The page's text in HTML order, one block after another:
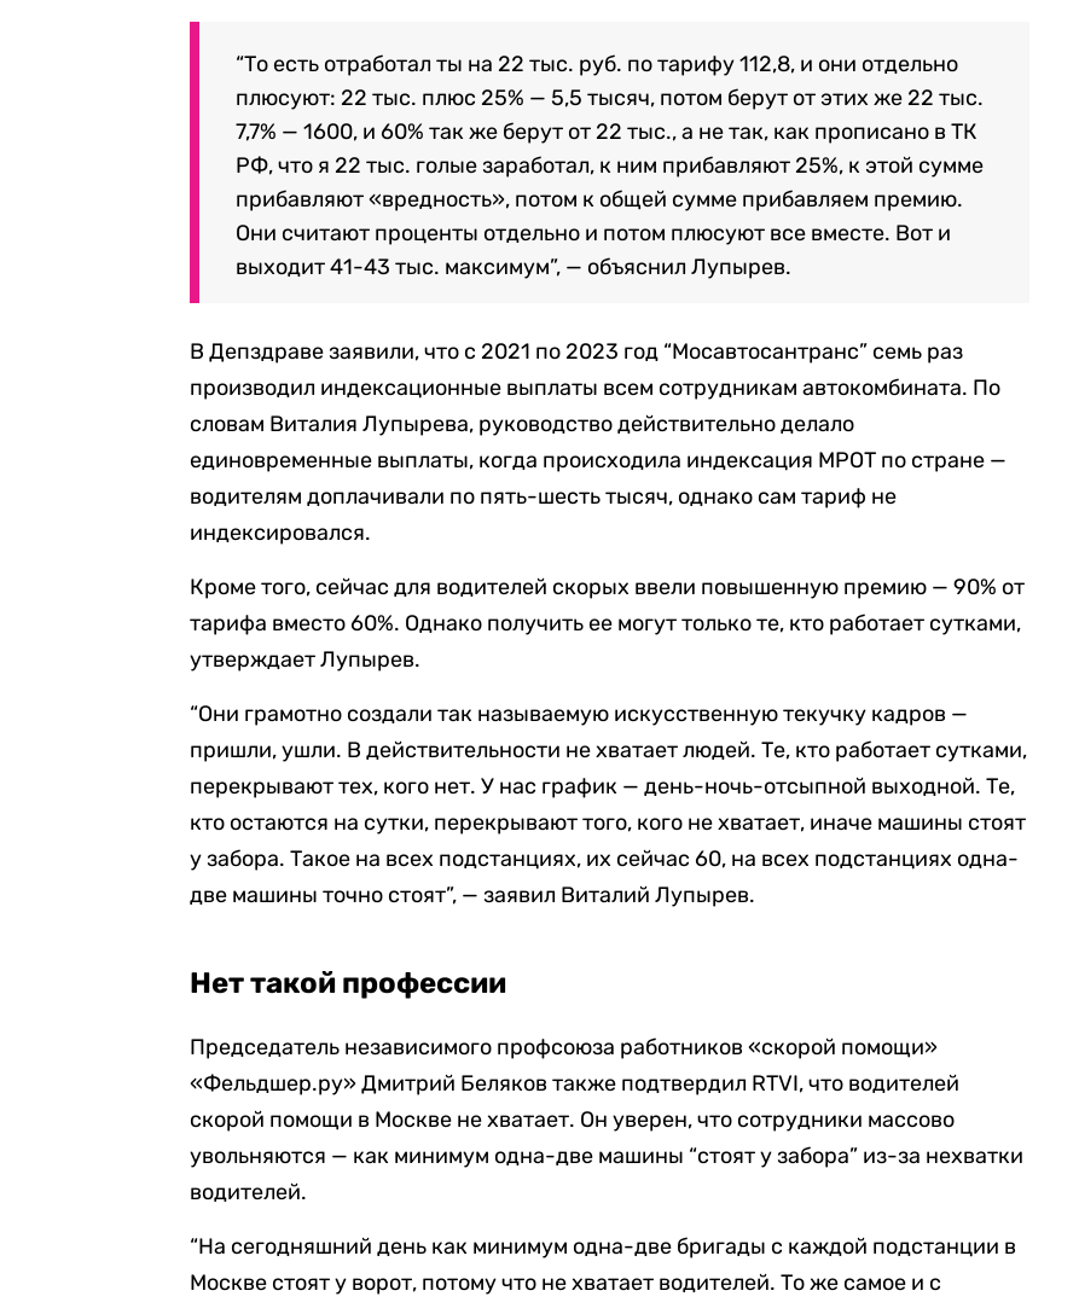
“То есть отработал ты на 22 тыс. руб. по тарифу 112,8, и они отдельно
плюсуют: 22 тыс. плюс 25% — 5,5 тысяч, потом берут от этих же 22 тыс.
7,7% — 1600, и 60% так же берут от 22 тыс., а не так, как прописано в ТК
РФ, что я 22 тыс. голые заработал, к ним прибавляют 25%, к этой сумме
прибавляют «вредность», потом к общей сумме прибавляем премию.
Они считают проценты отдельно и потом плюсуют все вместе. Вот и
выходит 41-43 тыс. максимум”, — объяснил Лупырев.
В Депздраве заявили, что с 2021 по 2023 год “Мосавтосантранс” семь раз
производил индексационные выплаты всем сотрудникам автокомбината. По
словам Виталия Лупырева, руководство действительно делало
единовременные выплаты, когда происходила индексация МРОТ по стране —
водителям доплачивали по пять-шесть тысяч, однако сам тариф не
индексировался.
Кроме того, сейчас для водителей скорых ввели повышенную премию — 90% от
тарифа вместо 60%. Однако получить ее могут только те, кто работает сутками,
утверждает Лупырев.
“Они грамотно создали так называемую искусственную текучку кадров —
пришли, ушли. В действительности не хватает людей. Те, кто работает сутками,
перекрывают тех, кого нет. У нас график — день-ночь-отсыпной выходной. Те,
кто остаются на сутки, перекрывают того, кого не хватает, иначе машины стоят
у забора. Такое на всех подстанциях, их сейчас 60, на всех подстанциях одна-
две машины точно стоят”, — заявил Виталий Лупырев.
Нет такой профессии
Председатель независимого профсоюза работников «скорой помощи»
«Фельдшер.ру» Дмитрий Беляков также подтвердил RTVI, что водителей
скорой помощи в Москве не хватает. Он уверен, что сотрудники массово
увольняются — как минимум одна-две машины “стоят у забора” из-за нехватки
водителей.
“На сегодняшний день как минимум одна-две бригады с каждой подстанции в
Москве стоят у ворот, потому что не хватает водителей. То же самое и с